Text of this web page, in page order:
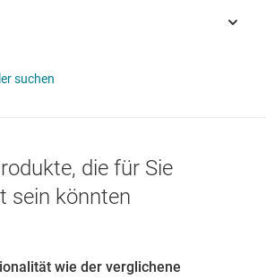
suchen
die für Sie
sein könnten
wie der verglichene